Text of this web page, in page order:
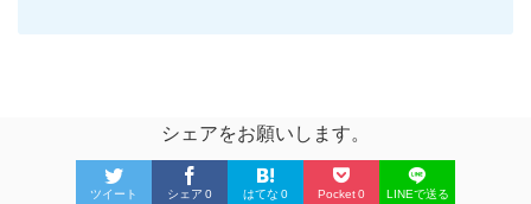
シェアをお願いします。
ツイート シェア 0 はてな 0 Pocket0 LINEで送る